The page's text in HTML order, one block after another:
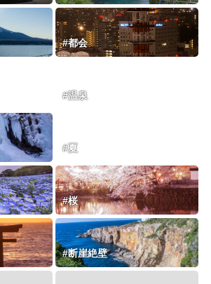
#都会
#温泉
#夏
#桜
#断崖絶壁